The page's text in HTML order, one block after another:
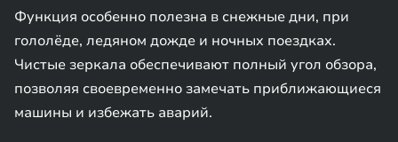
Функция особенно полезна в снежные дни, при
гололёде, ледяном дожде и ночных поездках.
Чистые зеркала обеспечивают полный угол обзора,
позволяя своевременно замечать приближающиеся
машины и избежать аварий.